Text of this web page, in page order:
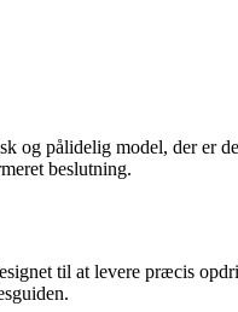
og pålidelig model, der er
beslutning.
til at levere præcis